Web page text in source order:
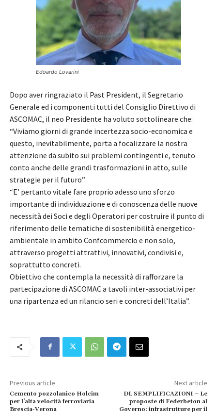
Edoardo Lovarini
Dopo aver ringraziato il Past President, il Segretario
Generale ed i componenti tutti del Consiglio Direttivo di
ASCOMAC, il neo Presidente ha voluto sottolineare che:
“Viviamo giorni di grande incertezza socio-economica e
questo, inevitabilmente, porta a focalizzare la nostra
attenzione da subito sui problemi contingenti e, tenuto
conto anche delle grandi trasformazioni in atto, sulle
strategie per il futuro”.
“E’ pertanto vitale fare proprio adesso uno sforzo
importante di individuazione e di conoscenza delle nuove
necessità dei Soci e degli Operatori per costruire il punto di
riferimento delle tematiche di sostenibilità energetico-
ambientale in ambito Confcommercio e non solo,
attraverso progetti attrattivi, innovativi, condivisi e,
soprattutto concreti.
Obiettivo che contempla la necessità di rafforzare la
partecipazione di ASCOMAC a tavoli inter-associativi per
una ripartenza ed un rilancio seri e concreti dell’Italia”.
Previous article
Cemento pozzolanico Holcim
per l’alta velocità ferroviaria
Brescia-Verona
Next article
DL SEMPLIFICAZIONI – Le
proposte di Federbeton al
Governo: infrastrutture per il